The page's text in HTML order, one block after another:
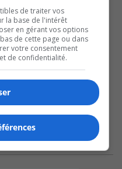
de traiter vos
la base de l'intérêt
en gérant vos options
de cette page ou dans
votre consentement
de confidentialité.